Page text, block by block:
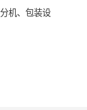
机、包装设